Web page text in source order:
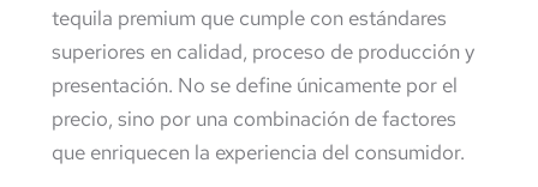
tequila premium que cumple con estándares
superiores en calidad, proceso de producción y
presentación. No se define únicamente por el
precio, sino por una combinación de factores
que enriquecen la experiencia del consumidor.